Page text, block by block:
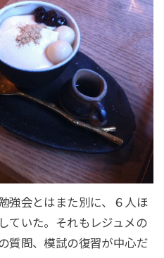
強会とはまた別に、６人ほ
ていた。それもレジュメの
質問、模試の復習が中心だ